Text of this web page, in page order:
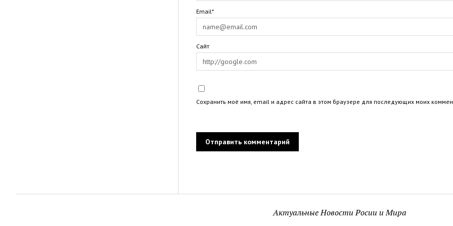
Email*
Сайт
Сохранить моё имя, email и адрес сайта в этом браузере для последующих моих
Актуальные Новости Росии и Мира